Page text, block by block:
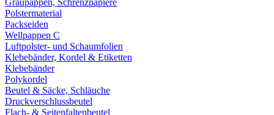
Graupappen, Schrenzpapiere
Polstermaterial
Packseiden
Wellpappen C
Luftpolster- und Schaumfolien
Klebebänder, Kordel & Etiketten
Klebebänder
Polykordel
Beutel & Säcke, Schläuche
Druckverschlussbeutel
Flach- & Seitenfaltenbeutel